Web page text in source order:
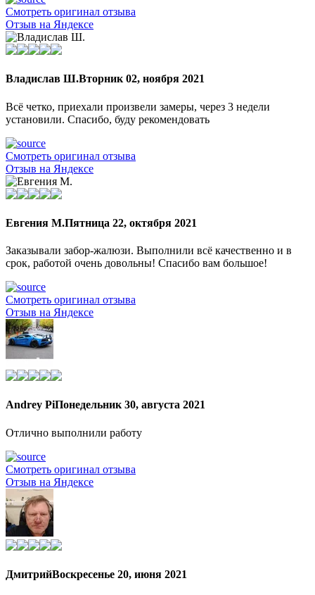
Смотреть оригинал отзыва
Отзыв на Яндексе
Владислав Ш.Вторник 02, ноября 2021
Всё четко, приехали произвели замеры, через 3 недели
установили. Спасибо, буду рекомендовать
Смотреть оригинал отзыва
Отзыв на Яндексе
Евгения М.Пятница 22, октября 2021
Заказывали забор-жалюзи. Выполнили всё качественно и в
срок, работой очень довольны! Спасибо вам большое!
Смотреть оригинал отзыва
Отзыв на Яндексе
Andrey PiПонедельник 30, августа 2021
Отлично выполнили работу
Смотреть оригинал отзыва
Отзыв на Яндексе
ДмитрийВоскресенье 20, июня 2021